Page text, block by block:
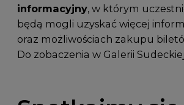
informacyjny, w którym
będą mogli uzyskać więcej
oraz możliwościach zakupu
Do zobaczenia w Galerii